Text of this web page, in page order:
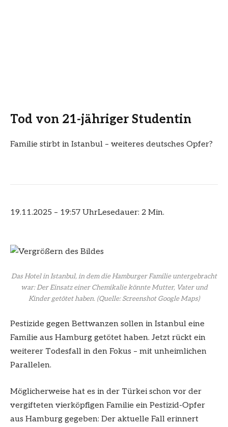
Tod von 21-jähriger Studentin
Familie stirbt in Istanbul – weiteres deutsches Opfer?
19.11.2025 – 19:57 UhrLesedauer: 2 Min.
Das Hotel in Istanbul, in dem die Hamburger Familie untergebracht
war: Der Einsatz einer Chemikalie könnte Mutter, Vater und
Kinder getötet haben.(Quelle: Screenshot Google Maps)
Pestizide gegen Bettwanzen sollen in Istanbul eine
Familie aus Hamburg getötet haben. Jetzt rückt ein
weiterer Todesfall in den Fokus – mit unheimlichen
Parallelen.
Möglicherweise hat es in der Türkei schon vor der
vergifteten vierköpfigen Familie ein Pestizid-Opfer
aus Hamburg gegeben: Der aktuelle Fall erinnert